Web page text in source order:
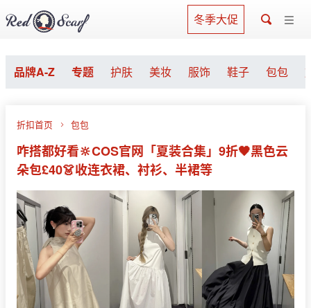
冬季大促
品牌A-Z 专题 护肤 美妆 服饰 鞋子 包包
折扣首页 包包
咋搭都好看🔆COS官网「夏装合集」9折🖤黑色云
朵包£40👗收连衣裙、衬衫、半裙等